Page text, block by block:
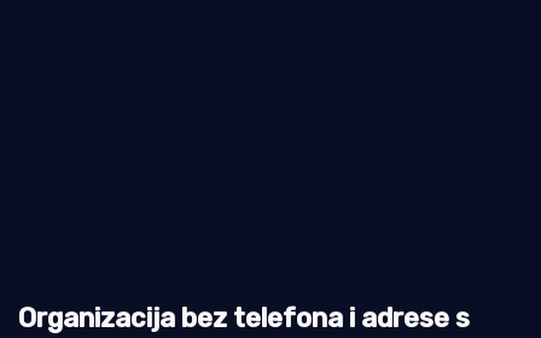
Organizacija bez telefona i adrese s